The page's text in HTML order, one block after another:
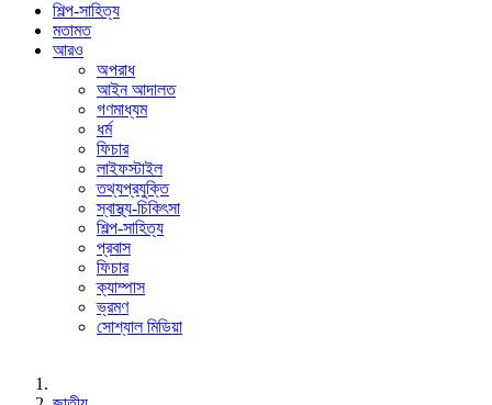
শিল্প-সাহিত্য
মতামত
আরও
অপরাধ
আইন আদালত
গণমাধ্যম
ধর্ম
ফিচার
লাইফস্টাইল
তথ্যপ্রযুক্তি
স্বাস্থ্য-চিকিৎসা
শিল্প-সাহিত্য
প্রবাস
ফিচার
ক্যাম্পাস
ভ্রমণ
সোশ্যাল মিডিয়া